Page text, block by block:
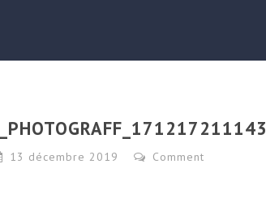
13 décembre 2019 Comment